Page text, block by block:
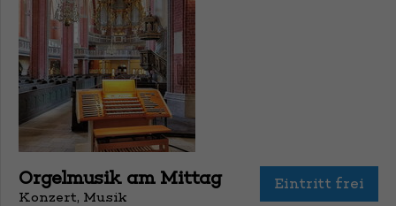
Eintritt frei
Orgelmusik am Mittag
Konzert, Musik